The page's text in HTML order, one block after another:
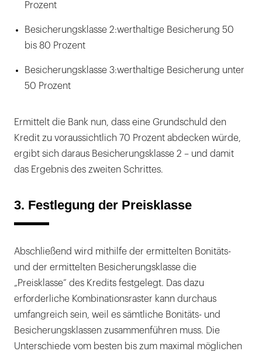
Prozent
Besicherungsklasse 2:werthaltige Besicherung 50
bis 80 Prozent
Besicherungsklasse 3:werthaltige Besicherung unter
50 Prozent
Ermittelt die Bank nun, dass eine Grundschuld den
Kredit zu voraussichtlich 70 Prozent abdecken würde,
ergibt sich daraus Besicherungsklasse 2 – und damit
das Ergebnis des zweiten Schrittes.
3. Festlegung der Preisklasse
Abschließend wird mithilfe der ermittelten Bonitäts-
und der ermittelten Besicherungsklasse die
„Preisklasse“ des Kredits festgelegt. Das dazu
erforderliche Kombinationsraster kann durchaus
umfangreich sein, weil es sämtliche Bonitäts- und
Besicherungsklassen zusammenführen muss. Die
Unterschiede vom besten bis zum maximal möglichen